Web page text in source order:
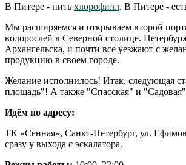
В Питере - пить хлорофилл. В Питере -
Мы расширяемся и открываем второй
водорослей в Северной столице.
Архангельска, и почти все уезжают с
продукцию в своем городе.
Желание исполнилось! Итак, следующая
площадь"! А также "Спасская" и
Идём по адресу:
ТК «Сенная», Санкт-Петербург, ул.
сразу у выхода с эскалатора.